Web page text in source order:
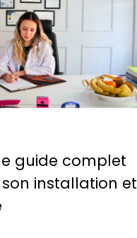
guide complet
installation et